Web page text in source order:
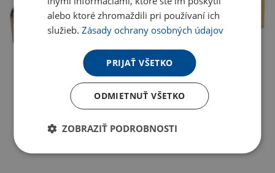
alebo ktoré zhromaždili pri používaní ich
služieb.Zásady ochrany osobných údajov
PRIJAŤ VŠETKO
ODMIETNUŤ VŠETKO
ZOBRAZIŤ PODROBNOSTI